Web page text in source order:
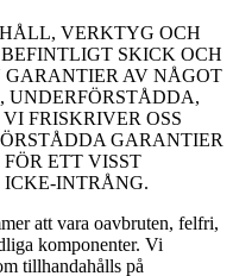
VERKTYG OCH
SKICK OCH
AV NÅGOT
UNDERFÖRSTÅDDA,
FRISKRIVER OSS
GARANTIER
ETT VISST
INTRÅNG.
att vara oavbruten, felfri,
komponenter. Vi
tillhandahålls på